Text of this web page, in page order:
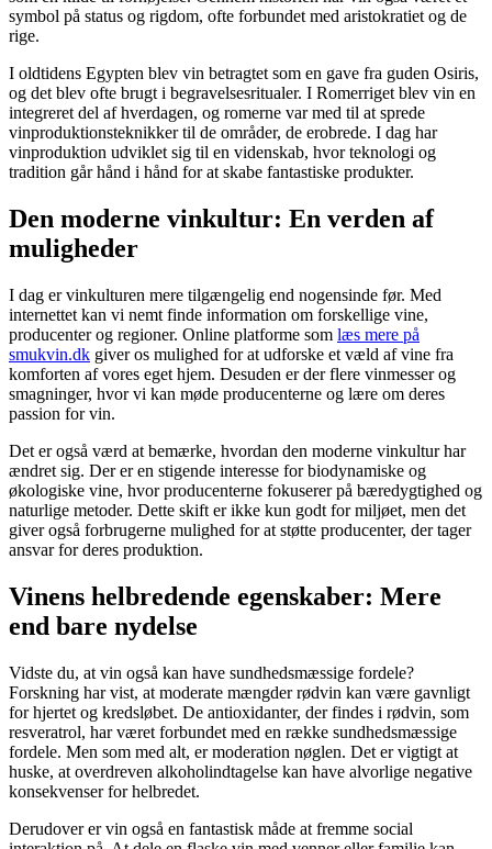
symbol på status og rigdom, ofte forbundet med aristokratiet og de
rige.
I oldtidens Egypten blev vin betragtet som en gave fra guden Osiris,
og det blev ofte brugt i begravelsesritualer. I Romerriget blev vin en
integreret del af hverdagen, og romerne var med til at sprede
vinproduktionsteknikker til de områder, de erobrede. I dag har
vinproduktion udviklet sig til en videnskab, hvor teknologi og
tradition går hånd i hånd for at skabe fantastiske produkter.
Den moderne vinkultur: En verden af
muligheder
I dag er vinkulturen mere tilgængelig end nogensinde før. Med
internettet kan vi nemt finde information om forskellige vine,
producenter og regioner. Online platforme som læs mere på
smukvin.dk giver os mulighed for at udforske et væld af vine fra
komforten af vores eget hjem. Desuden er der flere vinmesser og
smagninger, hvor vi kan møde producenterne og lære om deres
passion for vin.
Det er også værd at bemærke, hvordan den moderne vinkultur har
ændret sig. Der er en stigende interesse for biodynamiske og
økologiske vine, hvor producenterne fokuserer på bæredygtighed og
naturlige metoder. Dette skift er ikke kun godt for miljøet, men det
giver også forbrugerne mulighed for at støtte producenter, der tager
ansvar for deres produktion.
Vinens helbredende egenskaber: Mere
end bare nydelse
Vidste du, at vin også kan have sundhedsmæssige fordele?
Forskning har vist, at moderate mængder rødvin kan være gavnligt
for hjertet og kredsløbet. De antioxidanter, der findes i rødvin, som
resveratrol, har været forbundet med en række sundhedsmæssige
fordele. Men som med alt, er moderation nøglen. Det er vigtigt at
huske, at overdreven alkoholindtagelse kan have alvorlige negative
konsekvenser for helbredet.
Derudover er vin også en fantastisk måde at fremme social